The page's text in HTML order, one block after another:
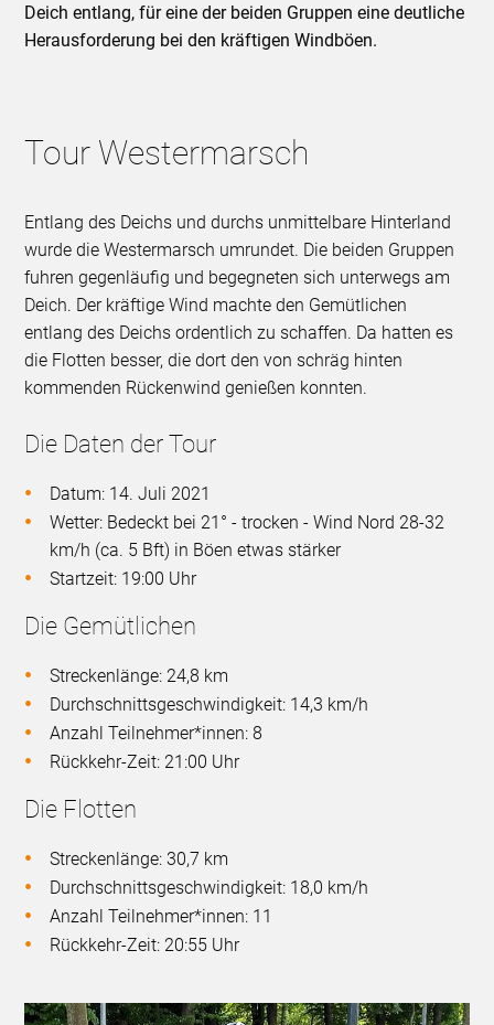
Deich entlang, für eine der beiden Gruppen eine deutliche
Herausforderung bei den kräftigen Windböen.
Tour Westermarsch
Entlang des Deichs und durchs unmittelbare Hinterland
wurde die Westermarsch umrundet. Die beiden Gruppen
fuhren gegenläufig und begegneten sich unterwegs am
Deich. Der kräftige Wind machte den Gemütlichen
entlang des Deichs ordentlich zu schaffen. Da hatten es
die Flotten besser, die dort den von schräg hinten
kommenden Rückenwind genießen konnten.
Die Daten der Tour
Datum: 14. Juli 2021
Wetter: Bedeckt bei 21° - trocken - Wind Nord 28-32
km/h (ca. 5 Bft) in Böen etwas stärker
Startzeit: 19:00 Uhr
Die Gemütlichen
Streckenlänge: 24,8 km
Durchschnittsgeschwindigkeit: 14,3 km/h
Anzahl Teilnehmer*innen: 8
Rückkehr-Zeit: 21:00 Uhr
Die Flotten
Streckenlänge: 30,7 km
Durchschnittsgeschwindigkeit: 18,0 km/h
Anzahl Teilnehmer*innen: 11
Rückkehr-Zeit: 20:55 Uhr